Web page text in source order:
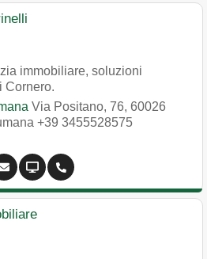
immobiliare, soluzioni
Cornero.
Via Positano, 76, 60026
+39 3455528575